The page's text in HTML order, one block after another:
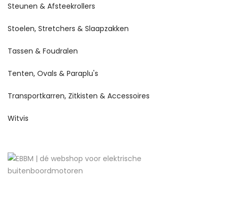
Steunen & Afsteekrollers
Stoelen, Stretchers & Slaapzakken
Tassen & Foudralen
Tenten, Ovals & Paraplu's
Transportkarren, Zitkisten & Accessoires
Witvis